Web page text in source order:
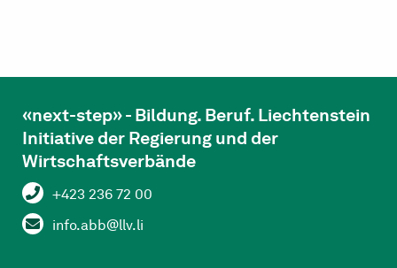
«next-step» - Bildung. Beruf. Liechtenstein
Initiative der Regierung und der
Wirtschaftsverbände
+423 236 72 00
info.abb@llv.li